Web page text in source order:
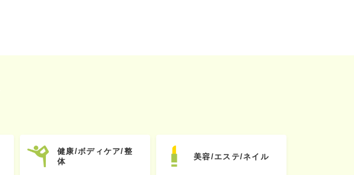
健康/ボディケア/整
体
美容/エステ/ネイル